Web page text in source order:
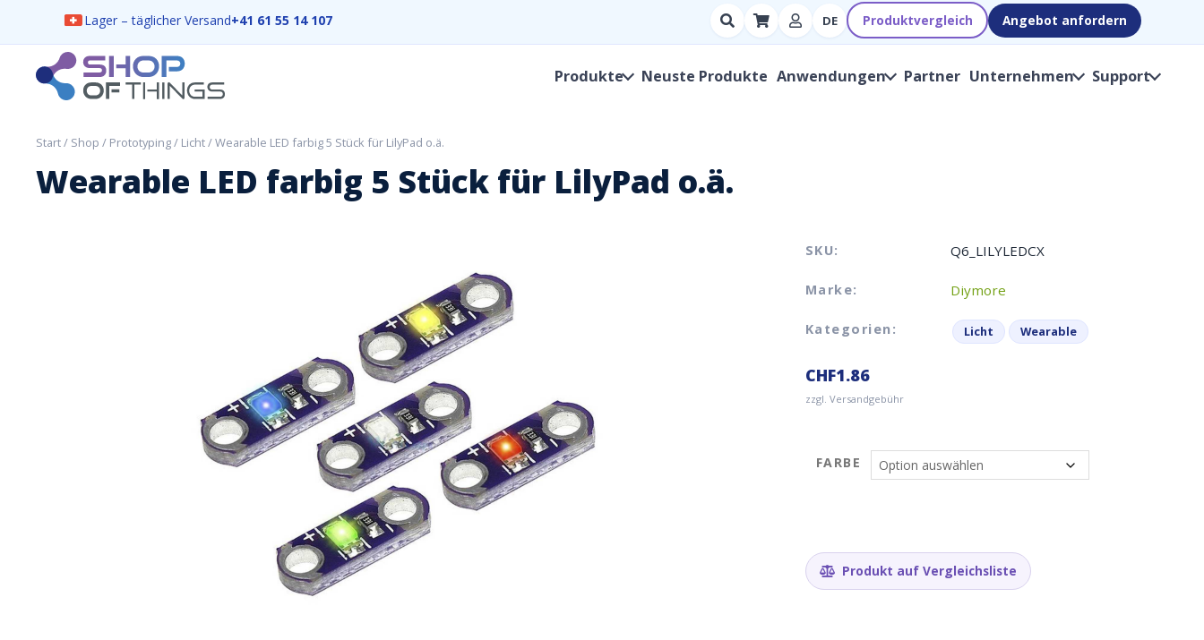
Lager – täglicher Versand+41 61 55 14 107
Suchen
nach
Hersteller,
DE Produktvergleich Angebot anfordern
ShopOfThings
Produkte Neuste Produkte Anwendungen Partner Unternehmen Support
Start/ Shop / Prototyping/ Licht/ Wearable LED farbig 5 Stück für LilyPad o.ä.
Wearable LED farbig 5 Stück für LilyPad o.ä.
SKU: Q6_LILYLEDCX
Marke: Diymore
Kategorien: Licht Wearable
CHF1.86
zzgl. Versandgebühr
FARBE
Produkt auf Vergleichsliste